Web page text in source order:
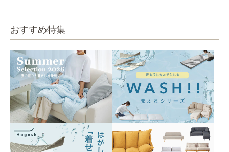
おすすめ特集